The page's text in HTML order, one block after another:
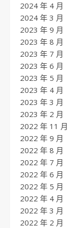
2024 年 4 月
2024 年 3 月
2023 年 9 月
2023 年 8 月
2023 年 7 月
2023 年 6 月
2023 年 5 月
2023 年 4 月
2023 年 3 月
2023 年 2 月
2022 年 11 月
2022 年 9 月
2022 年 8 月
2022 年 7 月
2022 年 6 月
2022 年 5 月
2022 年 4 月
2022 年 3 月
2022 年 2 月